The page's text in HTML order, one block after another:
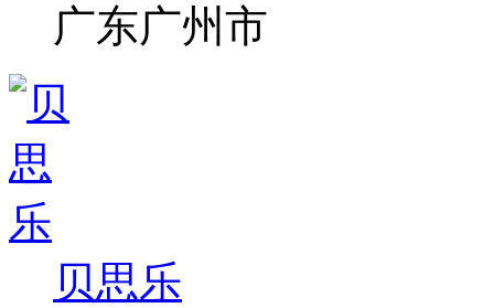
广东广州市
贝思乐